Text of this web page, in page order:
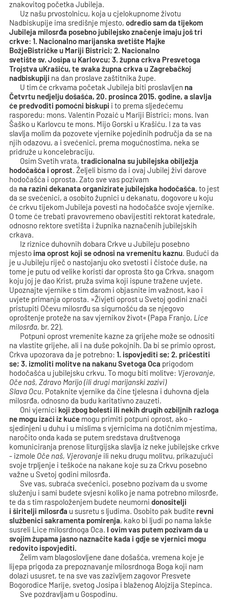
znakovitog početka Jubileja.
Uz našu prvostolnicu, koja u cjelokupnome životu
Nadbiskupije ima središnje mjesto,odrediosamda tijekom
Jubileja milosrđa posebno jubilejsko značenje imaju još tri
crkve: 1. Nacionalno marijanska svetište Majke
BožjeBistričkeu Mariji Bistrici; 2. Nacionalno
svetištesv.Josipa u Karlovcu;3.župna crkva Presvetoga
Trojstva uKrašiću,te svakažupnacrkva u Zagrebačkoj
nadbiskupiji na dan proslave zaštitnika župe.
U tim će crkvama početak Jubileja biti proslavljen na
Četvrtu nedjeljudošašća,20. prosinca 2015. godine, a slavlja
će predvoditi pomoćni biskupi i to prema sljedećemu
rasporedu: mons. Valentin Pozaić u Mariji Bistrici; mons. Ivan
Šaško u Karlovcu te mons. Mijo Gorski u Krašiću. I za ta vas
slavlja molim da pozovete vjernike pojedinih područja da se na
njih odazovu, a i svećenici, prema mogućnostima, neka se
pridruže u koncelebraciju.
Osim Svetih vrata,tradicionalnasu jubilejska obilježja
hodočašća i oprost. Željeli bismo da i ovaj Jubilej živi darove
hodočašća i oprosta. Zato sve vas pozivam
da na razinidekanata organizirate jubilejska hodočašća, to jest
da se svećenici, a osobito župnici u dekanatu, dogovore u koju
će crkvu tijekom Jubileja povesti na hodočašće svoje vjernike.
O tome će trebati pravovremeno obavijestiti rektorat katedrale,
odnosno rektore svetišta i župnika naznačenih jubilejskih
crkava.
Iz riznice duhovnih dobara Crkve u Jubileju posebno
mjesto ima oprost koji se odnosi na vremenitu kaznu. Budući da
je u Jubileju riječ o nastojanju oko svetosti i čistoće duše, na
tome je putu od velike koristi dar oprosta što ga Crkva, snagom
koju joj je dao Krist, pruža svima koji ispune tražene uvjete.
Upoznajte vjernike s tim darom i objasnite im važnost, kao i
uvjete primanja oprosta. »Živjeti oprost u Svetoj godini znači
pristupiti Očevu milosrđu sa sigurnošću da se njegovo
oproštenje proteže na sav vjernikov život« (Papa Franjo, Lice
milosrđa, br. 22).
Potpuni oprost vremenite kazne za grijehe može se odnositi
na vlastite grijehe, ali i na duše pokojnih. Da bi se primio oprost,
Crkva upozorava da je potrebno: 1. ispovjediti se; 2. pričestiti
se; 3. izmoliti molitve na nakanu Svetoga Oca prigodom
hodočašća u jubilejsku crkvu. To mogu biti molitve: Vjerovanje,
Oče naš,Zdravo Marijo(ili drugi marijanskizazivi)
Slava Ocu. Potaknite vjernike da čine tjelesna i duhovna djela
milosrđa, odnosno da budu karitativno zauzeti.
Oni vjernici koji zbog bolesti ili nekih drugih ozbiljnih razloga
ne mogu izaći iz kuće mogu primiti potpuni oprost, ako -
sjedinjeni u duhu i u mislima s vjernicima na dotičnim mjestima,
naročito onda kada se putem sredstava društvenoga
komuniciranja prenose liturgijska slavlja iz neke jubilejske crkve
- izmole Oče naš, Vjerovanje ili neku drugu molitvu, prikazujući
svoje trpljenje i teškoće na nakane koje su za Crkvu posebno
važne u Svetoj godini milosrđa.
Sve vas, subraća svećenici, posebno pozivam da u svome
služenju i sami budete svjesni koliko je nama potrebno milosrđe,
te da s tim raspoloženjem budete neumornidonositelji
iširitelji milosrđa u susretu s ljudima. Osobito pak budite revni
službenici sakramenta pomirenja, kako bi ljudi po nama lakše
susreli Lice milosrdnoga Oca. Iovimvas putem pozivam da u
svojim župama jasno naznačite kada i gdjesevjernici mogu
redovito ispovjediti.
Želim vam blagoslovljene dane došašća, vremena koje je
lijepa prigoda za prepoznavanje milosrdnoga Boga koji nam
dolazi ususret, te na sve vas zazivljem zagovor Presvete
Bogorodice Marije, svetog Josipa i blaženog Alojzija Stepinca.
Sve pozdravljam u Gospodinu.